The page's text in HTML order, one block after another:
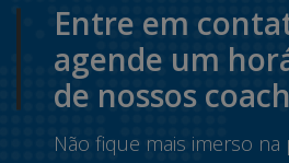
Entre em
agende um
de nossos
Não fique mais imerso